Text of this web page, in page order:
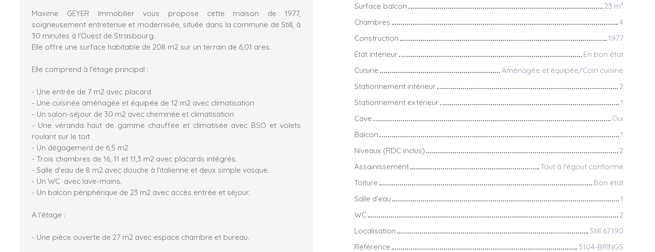
Maxime GEYER Immobilier vous propose cette maison de 1977,
soigneusement entretenue et modernisée, située dans la commune de Still, à
30 minutes à l'Ouest de Strasbourg.
Elle offre une surface habitable de 208 m2 sur un terrain de 6,01 ares.
Elle comprend à l'étage principal :
- Une entrée de 7 m2 avec placard
- Une cuisinée aménagée et équipée de 12 m2 avec climatisation
- Un salon-séjour de 30 m2 avec cheminée et climatisation
- Une véranda haut de gamme chauffée et climatisée avec BSO et volets
roulant sur le toit
- Un dégagement de 6,5 m2
- Trois chambres de 16, 11 et 11,3 m2 avec placards intégrés.
- Salle d'eau de 8 m2 avec douche à l'italienne et deux simple vasque.
- Un WC avec lave-mains.
- Un balcon périphérique de 23 m2 avec accès entrée et séjour.
A l'étage :
- Une pièce ouverte de 27 m2 avec espace chambre et bureau.
Surface balcon
23 m²
Chambres
4
Construction
1977
État intérieur
En bon état
Cuisine
Aménagée et équipée/Coin cuisine
Stationnement intérieur
2
Stationnement extérieur
1
Cave
Oui
Balcon
1
Niveaux (RDC inclus)
2
Assainissement
Tout à l'égout conforme
Toiture
Bon état
Salle d'eau
1
WC
2
Localisation
Still 67190
Référence
5104-BRINGS